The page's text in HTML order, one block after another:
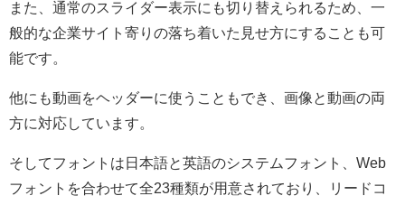
また、通常のスライダー表示にも切り替えられるため、一
般的な企業サイト寄りの落ち着いた見せ方にすることも可
能です。
他にも動画をヘッダーに使うこともでき、画像と動画の両
方に対応しています。
そしてフォントは日本語と英語のシステムフォント、Web
フォントを合わせて全23種類が用意されており、リードコ